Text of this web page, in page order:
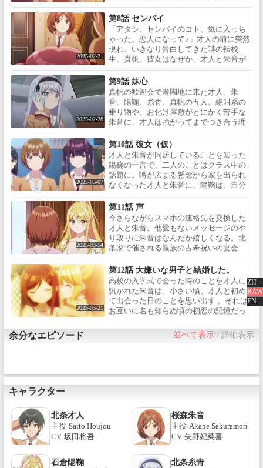
ZH
RAW
EN
エリーショップできれいな指輪を見つけ
るが……
ず、夜遅く帰る才人に朱音はヤキモキ。
糸青の家に通っていることを突き止めて
電話をかける朱音だが、麗子に冷たくあ
しらわれる。そんな朱音に、才人はバイ
ト代で買った指輪をプレゼントする。嬉
しさのあまりいつでも指にはめて喜んで
いた朱音は、学校帰りその指輪をなくし
てしまい……
2025-02-21
第8話 センパイ
「アタシ、センパイのコト、気に入っち
ゃった。恋人になって♪」才人の前に突然
現れ、いきなり告白してきた謎の転校
生、真帆。彼女はなぜか、才人と朱音が
一緒に暮らしていることを知っていた。
それをネタにまるで脅迫するかのように
急接近してくる真帆に戸惑いながらも、
才人は頼まれて街を案内してやる。自由
奔放でやりたい放題してくる真帆に振り
回される才人。さらに帰り際、真帆は才
人の家についてくると言い出し……
2025-02-28
第9話 妹心
真帆の歓迎会で遊園地に来た才人、朱
音、陽鞠、糸青、真帆の五人。絶叫系の
乗り物や、お化け屋敷がとにかく苦手な
朱音に、才人は強がってまでつき合う理
由をたずねる。小さい頃、病弱で遊びに
出かけられなかった真帆に楽しんでほし
いという朱音。そんな心配をよそに、途
中で息切れして倒れたフリをする真帆
に、才人は真剣に怒る。帰宅後、才人に
夜這いをしかけてくる真帆。そこを朱音
に目撃され、二人は家をたたき出されて
しまう……
2025-03-07
第10話 彼女（仮）
才人と朱音が同居していることを知った
陽鞠の一言で、二人のことはクラス中の
話題に。噂が広まる懸念から家を出られ
なくなった才人と朱音に、陽鞠は、自分
が才人と付き合っていることにしようと
提案する。陽鞠の「彼女のフリ作戦」は
放課後デートを経て、しだいに偽装の演
技を超えてエスカレートしていく。及び
腰でそれを注意する朱音だが、陽鞠は才
人の恋人になれるならそれで構わないと
2025-03-14
第11話 声
今さらながらスマホの連絡先を交換した
才人と朱音。他愛もないメッセージのや
り取りに朱音はなんだか嬉しくなる。北
条家で催される親族の古希祝いの宴会
に、ひとり出かける才人。帰りを待つ
間、朱音は家に来た陽鞠と一緒にお菓子
を作ることに。そこで、自分よりも才人
と親密にメッセージを送りあう、まるで
恋人同士のような陽鞠を見て心細くなっ
た朱音は、夜、才人に電話をかける
2025-03-21
第12話 大嫌いな男子と結婚した。
高校の入学式で会った時のことを才人に
訊かれた朱音は、小さい頃、才人と初め
て出会った日のことを思い出す 。それは
お互いに名も知らぬ頃の初恋の記憶だっ
気付かない才人に、言い出せぬまま想い
を秘めてきた朱音。不良に絡まれていた
余分なエピソード 並べて表示 /詳細表示
キャラクター
北条才人
主役 Saito Houjou
CV 坂田将吾
桜森朱音
主役 Akane Sakuramori
CV 矢野妃菜喜
石倉陽鞠
北条糸青